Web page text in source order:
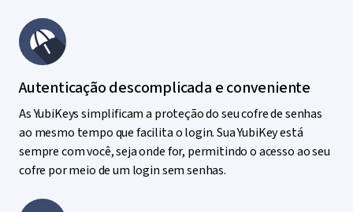
Autenticação descomplicada e conveniente
As YubiKeys simplificam a proteção do seu cofre de senhas
ao mesmo tempo que facilita o login. Sua YubiKey está
sempre com você, seja onde for, permitindo o acesso ao seu
cofre por meio de um login sem senhas.